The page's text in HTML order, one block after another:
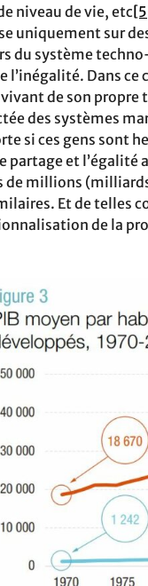
niveau de vie, etc
uniquement sur
du système
l’inégalité. Dans
de son
des systèmes
si ces gens sont
partage et l’égalité
de millions
Et de telles
de la